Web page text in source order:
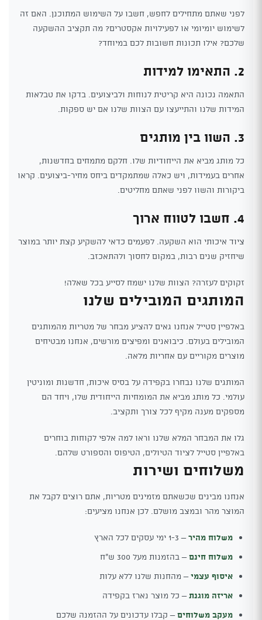
לפני שאתם מתחילים לחפש, חשבו על השימוש המתוכנן. האם זה
לשימוש יומיומי או לפעילויות אקסטרים? מה תקציב ההשקעה
שלכם? אילו תכונות חשובות לכם במיוחד?
2. התאימו למידות
התאמה נכונה היא קריטית לנוחות ולביצועים. בדקו את טבלאות
המידות שלנו והתייעצו עם הצוות שלנו אם יש ספקות.
3. השוו בין מותגים
כל מותג מביא את הייחודיות שלו. חלקם מתמחים בחדשנות,
אחרים בעמידות, ויש כאלה שמתמקדים ביחס מחיר-ביצועים. קראו
ביקורות והשוו לפני שאתם מחליטים.
4. חשבו לטווח ארוך
ציוד איכותי הוא השקעה. לפעמים כדאי להשקיע קצת יותר במוצר
שיחזיק שנים רבות, במקום לחסוך ולהתאכזב.
זקוקים לעזרה? הצוות שלנו ישמח לסייע בכל שאלה!
המותגים המובילים שלנו
באלפיין סטייל אנחנו גאים להציע מבחר של מטריות מהמותגים
המובילים בעולם. כיבואנים ומפיצים מורשים, אנחנו מבטיחים
מוצרים מקוריים עם אחריות מלאה.
המותגים שלנו נבחרו בקפידה על בסיס איכות, חדשנות ומוניטין
עולמי. כל מותג מביא את המומחיות הייחודית שלו, ויחד הם
מספקים מענה מקיף לכל צורך ותקציב.
גלו את המבחר המלא שלנו וראו למה אלפי לקוחות בוחרים
באלפיין סטייל לציוד הטיולים, הטיפוס והספורט שלהם.
משלוחים ושירות
אנחנו מבינים שכשאתם מזמינים מטריות, אתם רוצים לקבל את
המוצר מהר ובמצב מושלם. לכן אנחנו מציעים:
משלוח מהיר– 1-3 ימי עסקים לכל הארץ
משלוח חינם– בהזמנות מעל 300 ש"ח
איסוף עצמי– מהחנות שלנו ללא עלות
אריזה מוגנת– כל מוצר נארז בקפידה
מעקב משלוחים– קבלו עדכונים על ההזמנה שלכם